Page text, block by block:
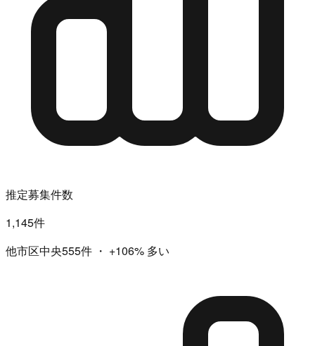
推定募集件数
1,145件
他市区中央555件 ・ +106% 多い